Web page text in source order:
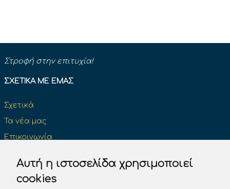
Αυτή η ιστοσελίδα χρησιμοποιεί
cookies
Στροφή στην επιτυχία!
ΣΧΕΤΙΚΆ ΜΕ ΕΜΆΣ
Σχετικά
Τα νέα μας
Επικοινωνία